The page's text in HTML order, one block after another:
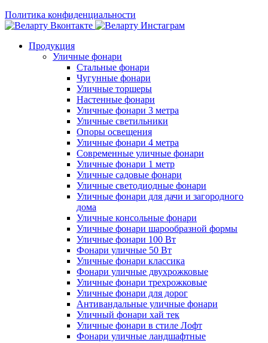
Политика конфиденциальности
Продукция
Уличные фонари
Стальные фонари
Чугунные фонари
Уличные торшеры
Настенные фонари
Уличные фонари 3 метра
Уличные светильники
Опоры освещения
Уличные фонари 4 метра
Современные уличные фонари
Уличные фонари 1 метр
Уличные садовые фонари
Уличные светодиодные фонари
Уличные фонари для дачи и загородного
дома
Уличные консольные фонари
Уличные фонари шарообразной формы
Уличные фонари 100 Вт
Фонари уличные 50 Вт
Уличные фонари классика
Фонари уличные двухрожковые
Уличные фонари трехрожковые
Уличные фонари для дорог
Антивандальные уличные фонари
Уличный фонари хай тек
Уличные фонари в стиле Лофт
Фонари уличные ландшафтные